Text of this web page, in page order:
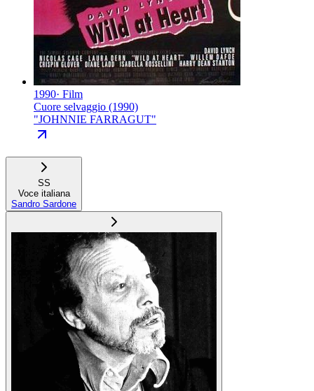
1990· Film
Cuore selvaggio (1990)
"JOHNNIE FARRAGUT"
SS
Voce italiana
Sandro Sardone